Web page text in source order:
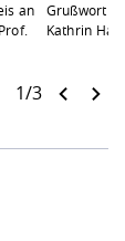
an
Grußwort
Kathrin
1/3